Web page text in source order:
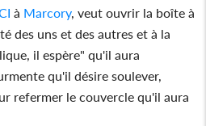
à Marcory, veut ouvrir la boîte à
des uns et des autres et à la
il espère" qu'il aura
qu'il désire soulever,
refermer le couvercle qu'il aura